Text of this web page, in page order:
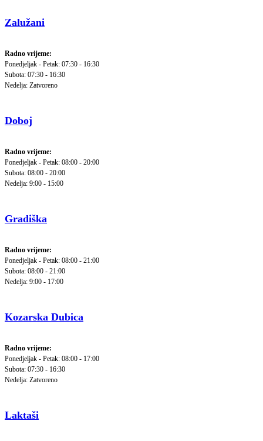
Zalužani
Radno vrijeme:
Ponedjeljak - Petak: 07:30 - 16:30
Subota: 07:30 - 16:30
Nedelja: Zatvoreno
Doboj
Radno vrijeme:
Ponedjeljak - Petak: 08:00 - 20:00
Subota: 08:00 - 20:00
Nedelja: 9:00 - 15:00
Gradiška
Radno vrijeme:
Ponedjeljak - Petak: 08:00 - 21:00
Subota: 08:00 - 21:00
Nedelja: 9:00 - 17:00
Kozarska Dubica
Radno vrijeme:
Ponedjeljak - Petak: 08:00 - 17:00
Subota: 07:30 - 16:30
Nedelja: Zatvoreno
Laktaši